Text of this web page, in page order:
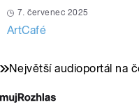
7. červenec 2025
ArtCafé
Největší audioportál na